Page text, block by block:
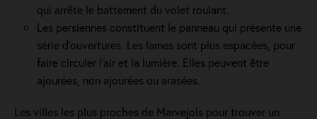
qui arrête le battement du volet roulant.
Les persiennes constituent le panneau qui présente une
série d’ouvertures. Les lames sont plus espacées, pour
faire circuler l’air et la lumière. Elles peuvent être
ajourées, non ajourées ou arasées.
Les villes les plus proches de Marvejols pour trouver un